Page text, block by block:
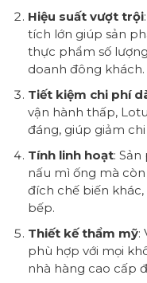
Hiệu suất vượt trội
tích lớn giúp sản
thực phẩm số
doanh đông khách.
Tiết kiệm chi phí
vận hành thấp,
đáng, giúp giảm
Tính linh hoạt:
nấu mì ống mà
đích chế biến
bếp.
Thiết kế thẩm mỹ:
phù hợp với mọi
nhà hàng cao cấp